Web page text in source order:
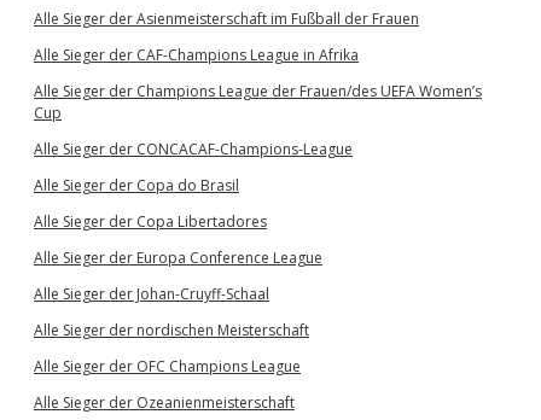
Alle Sieger der Asienmeisterschaft im Fußball der Frauen
Alle Sieger der CAF-Champions League in Afrika
Alle Sieger der Champions League der Frauen/des UEFA Women’s
Cup
Alle Sieger der CONCACAF-Champions-League
Alle Sieger der Copa do Brasil
Alle Sieger der Copa Libertadores
Alle Sieger der Europa Conference League
Alle Sieger der Johan-Cruyff-Schaal
Alle Sieger der nordischen Meisterschaft
Alle Sieger der OFC Champions League
Alle Sieger der Ozeanienmeisterschaft